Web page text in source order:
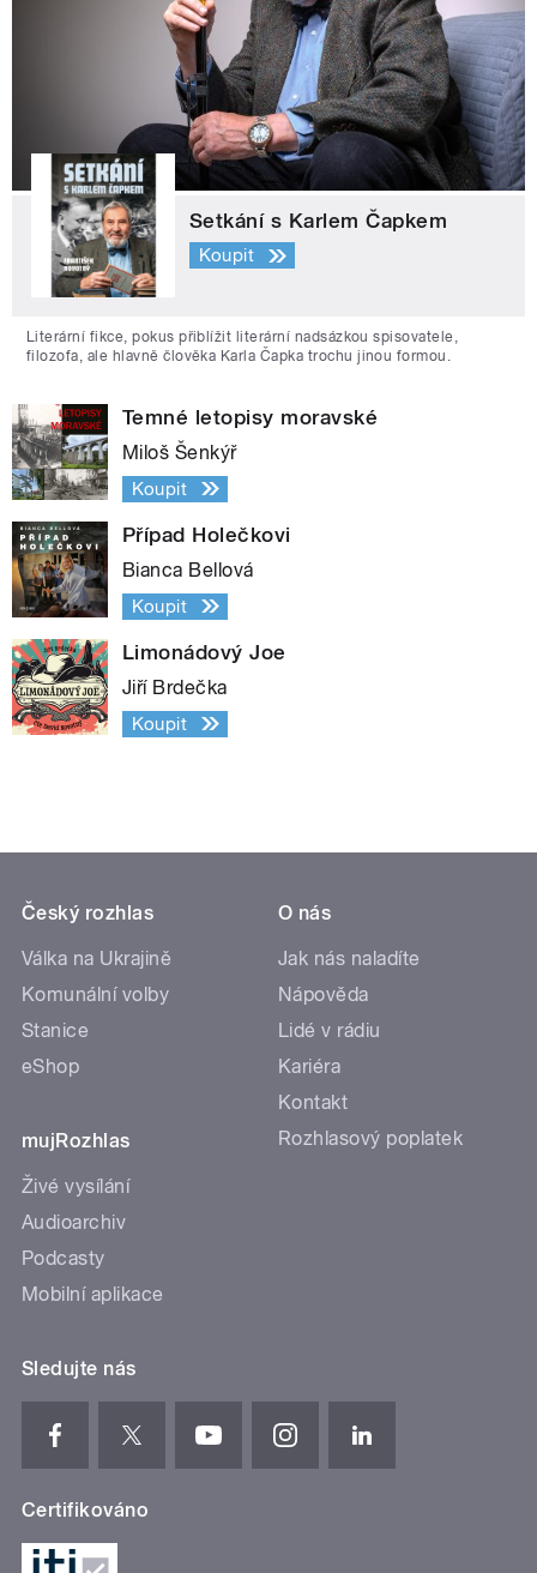
Setkání s Karlem Čapkem
Koupit
Literární fikce, pokus přiblížit literární nadsázkou spisovatele,
filozofa, ale hlavně člověka Karla Čapka trochu jinou formou.
Temné letopisy moravské
Miloš Šenkýř
Koupit
Případ Holečkovi
Bianca Bellová
Koupit
Limonádový Joe
Jiří Brdečka
Koupit
Český rozhlas
Válka na Ukrajině
Komunální volby
Stanice
eShop
mujRozhlas
Živé vysílání
Audioarchiv
Podcasty
Mobilní aplikace
O nás
Jak nás naladíte
Nápověda
Lidé v rádiu
Kariéra
Kontakt
Rozhlasový poplatek
Sledujte nás
Certifikováno